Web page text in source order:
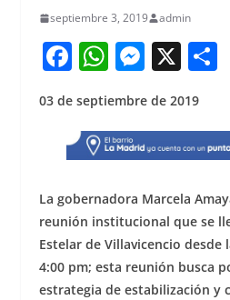
septiembre 3, 2019 admin
F
c
e
b
o
o
k
W
at
s
A
p
p
M
e
ss
e
n
g
er
X S
03 de septiembre de 2019
La gobernadora Marcela
reunión institucional que se
Estelar de Villavicencio desde
4:00 pm; esta reunión busca
estrategia de estabilización y